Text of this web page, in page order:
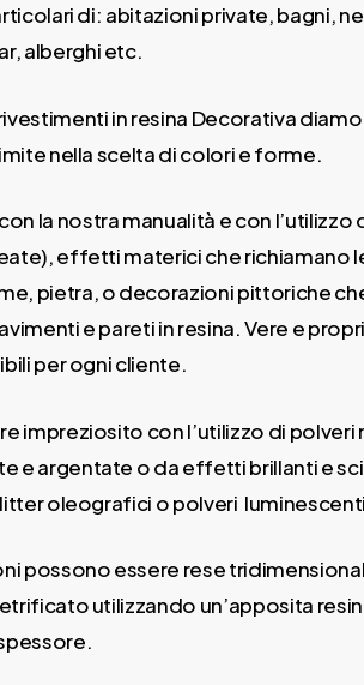
di: abitazioni private, bagni,
alberghi etc.
in resina Decorativa
nella scelta di colori e forme.
la nostra manualità e con l’utilizzo
effetti materici che richiamano
pietra, o decorazioni pittoriche
e pareti in resina. Vere e
per ogni cliente.
impreziosito con l’utilizzo di
e argentate o da effetti brillanti e
oleografici o polveri
possono essere rese
utilizzando un’apposita